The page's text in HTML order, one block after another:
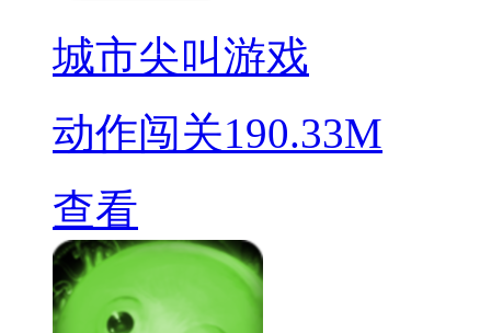
城市尖叫游戏
动作闯关190.33M
查看